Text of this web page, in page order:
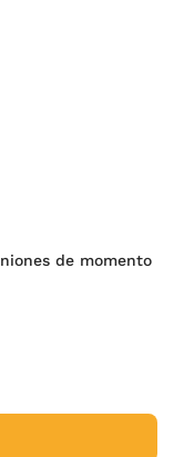
de momento